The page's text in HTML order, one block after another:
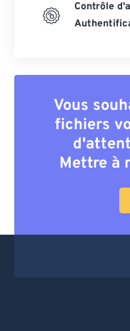
Contrôle
Vous
fichiers
Mettre à